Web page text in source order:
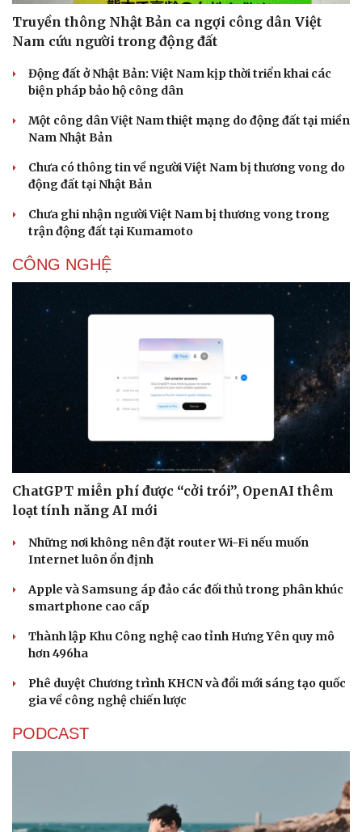
Dinh dưỡng - món ngon
Cây thuốc
Sản phụ khoa
Nhi khoa
Nam khoa
Làm đẹp - giảm cân
Truyền thông Nhật Bản ca ngợi công dân Việt
Nam cứu người trong động đất
Động đất ở Nhật Bản: Việt Nam kịp thời triển khai các
biện pháp bảo hộ công dân
Một công dân Việt Nam thiệt mạng do động đất tại miền
Nam Nhật Bản
Chưa có thông tin về người Việt Nam bị thương vong do
động đất tại Nhật Bản
Chưa ghi nhận người Việt Nam bị thương vong trong
trận động đất tại Kumamoto
CÔNG NGHỆ
ChatGPT miễn phí được “cởi trói”, OpenAI thêm
loạt tính năng AI mới
Những nơi không nên đặt router Wi-Fi nếu muốn
Internet luôn ổn định
Apple và Samsung áp đảo các đối thủ trong phân khúc
smartphone cao cấp
Thành lập Khu Công nghệ cao tỉnh Hưng Yên quy mô
hơn 496ha
Phê duyệt Chương trình KHCN và đổi mới sáng tạo quốc
gia về công nghệ chiến lược
PODCAST